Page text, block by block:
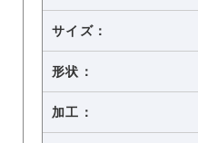
サイズ：
形状：
加工：